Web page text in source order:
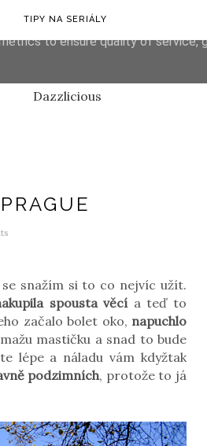
TIPY NA SERIÁLY
snažím si to co nejvíc užít.
spousta věcía teď to
začalo bolet oko, napuchlo
mastičku a snad to bude
lépe a náladu vám kdyžtak
podzimních, protože to já
analyze traffic. Your IP address
to ensure quality of service,